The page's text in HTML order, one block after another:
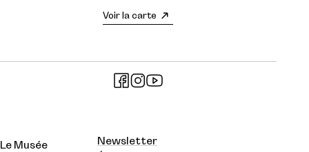
Voir la carte
Le Musée
Newsletter